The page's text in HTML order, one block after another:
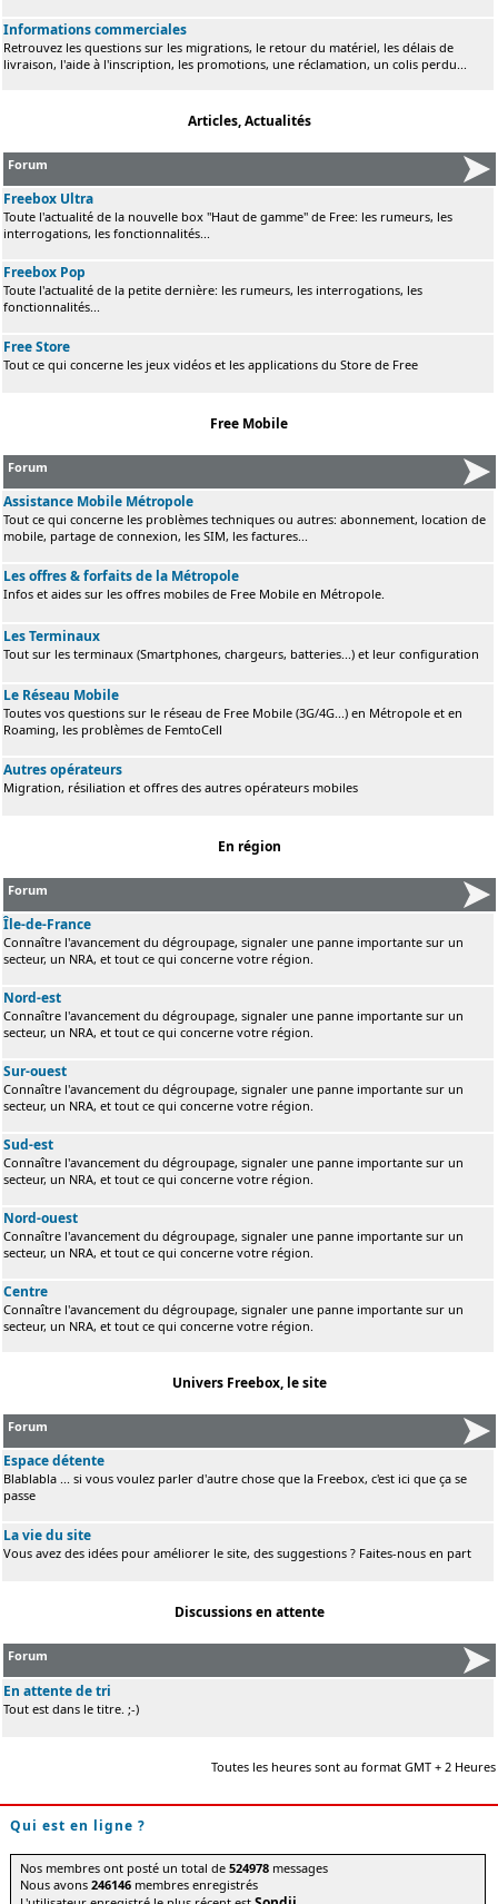
Informations commerciales
Retrouvez les questions sur les migrations, le retour du matériel, les délais de
livraison, l'aide à l'inscription, les promotions, une réclamation, un colis perdu...
Articles, Actualités
Forum
Freebox Ultra
Toute l'actualité de la nouvelle box "Haut de gamme" de Free: les rumeurs, les
interrogations, les fonctionnalités...
Freebox Pop
Toute l'actualité de la petite dernière: les rumeurs, les interrogations, les
fonctionnalités...
Free Store
Tout ce qui concerne les jeux vidéos et les applications du Store de Free
Free Mobile
Forum
Assistance Mobile Métropole
Tout ce qui concerne les problèmes techniques ou autres: abonnement, location de
mobile, partage de connexion, les SIM, les factures...
Les offres & forfaits de la Métropole
Infos et aides sur les offres mobiles de Free Mobile en Métropole.
Les Terminaux
Tout sur les terminaux (Smartphones, chargeurs, batteries...) et leur configuration
Le Réseau Mobile
Toutes vos questions sur le réseau de Free Mobile (3G/4G...) en Métropole et en
Roaming, les problèmes de FemtoCell
Autres opérateurs
Migration, résiliation et offres des autres opérateurs mobiles
En région
Forum
Île-de-France
Connaître l'avancement du dégroupage, signaler une panne importante sur un
secteur, un NRA, et tout ce qui concerne votre région.
Nord-est
Connaître l'avancement du dégroupage, signaler une panne importante sur un
secteur, un NRA, et tout ce qui concerne votre région.
Sur-ouest
Connaître l'avancement du dégroupage, signaler une panne importante sur un
secteur, un NRA, et tout ce qui concerne votre région.
Sud-est
Connaître l'avancement du dégroupage, signaler une panne importante sur un
secteur, un NRA, et tout ce qui concerne votre région.
Nord-ouest
Connaître l'avancement du dégroupage, signaler une panne importante sur un
secteur, un NRA, et tout ce qui concerne votre région.
Centre
Connaître l'avancement du dégroupage, signaler une panne importante sur un
secteur, un NRA, et tout ce qui concerne votre région.
Univers Freebox, le site
Forum
Espace détente
Blablabla ... si vous voulez parler d'autre chose que la Freebox, c'est ici que ça se
passe
La vie du site
Vous avez des idées pour améliorer le site, des suggestions ? Faites-nous en part
Discussions en attente
Forum
En attente de tri
Tout est dans le titre. ;-)
Toutes les heures sont au format GMT + 2 Heures
Qui est en ligne ?
Nos membres ont posté un total de524978 messages
Nous avons246146 membres enregistrés